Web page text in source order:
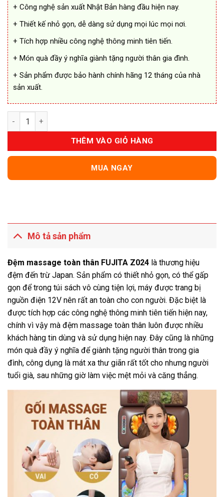
+ Công nghệ sản xuất Nhật Bản hàng đầu hiện nay.
+ Thiết kế nhỏ gọn, dễ dàng sử dụng mọi lúc mọi nơi.
+ Tích hợp nhiều công nghệ thông minh tiên tiến.
+ Món quà đầy ý nghĩa giành tặng người thân gia đình.
+ Sản phẩm được bảo hành chính hãng 12 tháng của nhà
sản xuất.
Đệm Massage Toàn Thân FUJITA Z024 Nhật Bản Cao Cấp số
THÊM VÀO GIỎ HÀNG
MUA NGAY
Mô tả sản phẩm
Đệm massage toàn thân FUJITA Z024 là thương hiệu
đệm đến trừ Japan. Sản phẩm có thiết nhỏ gọn, có thể gấp
gọn để trong túi sách vô cùng tiện lợi, máy được trang bị
nguồn điện 12V nên rất an toàn cho con người. Đặc biệt là
được tích hợp các công nghệ thông minh tiên tiến hiện nay,
chính vì vậy mà đệm massage toàn thân luôn được nhiều
khách hàng tin dùng và sử dụng hiện nay. Đây cũng là những
món quà đầy ý nghĩa để giành tặng người thân trong gia
đình, công dụng là mát xa thư giãn rất tốt cho nhưng người
tuổi già, sau những giờ làm việc mệt mỏi và căng thẳng.